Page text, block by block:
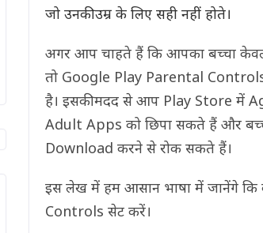
जो उनकी उम्र के लिए सही नहीं होते।
अगर आप चाहते हैं कि आपका बच्चा
तो Google Play Parental
है। इसकी मदद से आप Play Store में
Adult Apps को छिपा सकते हैं और
Download करने से रोक सकते हैं।
इस लेख में हम आसान भाषा में जानेंगे
Controls सेट करें।